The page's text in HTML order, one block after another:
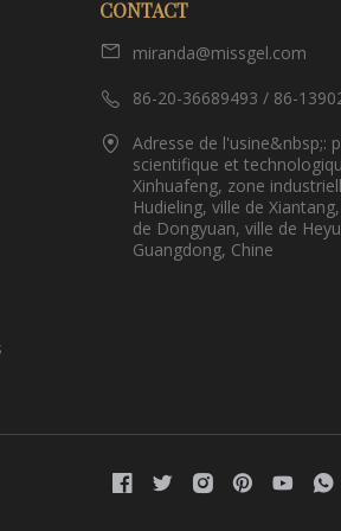
CONTACT
miranda@missgel.com
86-20-36689493 / 86-
Adresse de l'usine&nbsp;:
scientifique et
Xinhuafeng, zone
Hudieling, ville de
de Dongyuan, ville de
Guangdong, Chine